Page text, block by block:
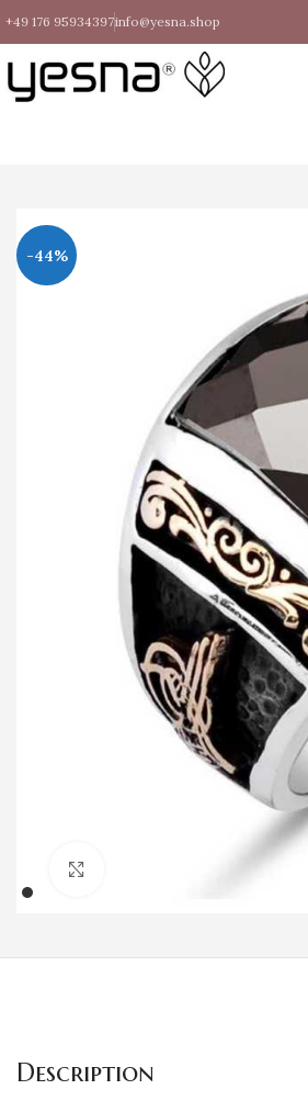
+49 176 95934397info@yesna.shop
-44%
Description